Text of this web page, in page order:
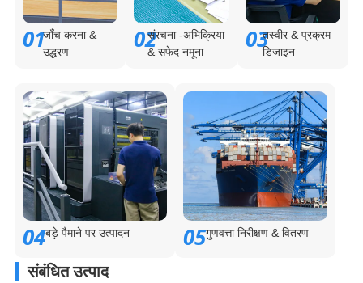
01जाँच करना &
उद्धरण
02संरचना -अभिक्रिया
& सफेद नमूना
03तस्वीर & प्रक्रम
डिजाइन
04बड़े पैमाने पर उत्पादन 05गुणवत्ता निरीक्षण & वितरण
संबंधित उत्पाद